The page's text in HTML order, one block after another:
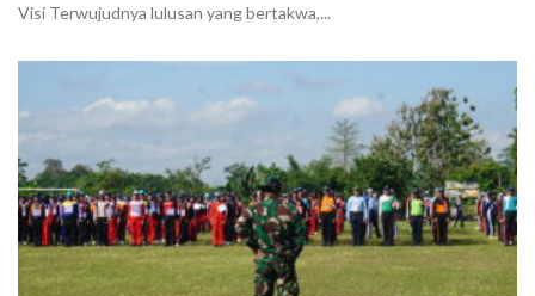
Visi Terwujudnya lulusan yang bertakwa,...